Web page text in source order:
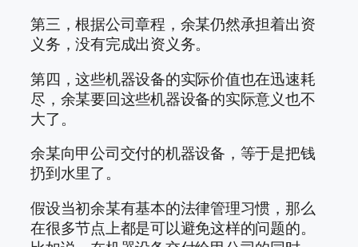
第三，根据公司章程，余某仍然承担着出资
义务，没有完成出资义务。
第四，这些机器设备的实际价值也在迅速耗
尽，余某要回这些机器设备的实际意义也不
大了。
余某向甲公司交付的机器设备，等于是把钱
扔到水里了。
假设当初余某有基本的法律管理习惯，那么
在很多节点上都是可以避免这样的问题的。